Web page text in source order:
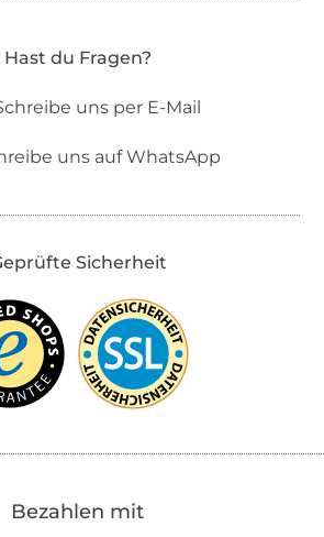
Hast du Fragen?
uns per E-Mail
uns auf WhatsApp
Sicherheit
Bezahlen mit